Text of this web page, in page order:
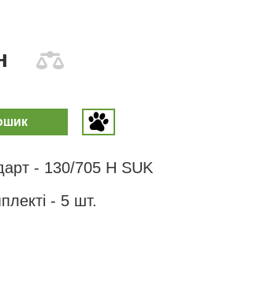
- 130/705 H SUK
- 5 шт.